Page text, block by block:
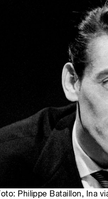
Philippe Bataillon, Ina